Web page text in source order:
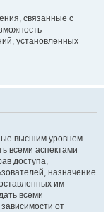
связанные с
установленных
высшим уровнем
всеми аспектами
доступа,
назначение
им
всеми
от